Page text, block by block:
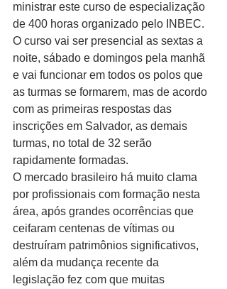
ministrar este curso de especialização
de 400 horas organizado pelo INBEC.
O curso vai ser presencial as sextas a
noite, sábado e domingos pela manhã
e vai funcionar em todos os polos que
as turmas se formarem, mas de acordo
com as primeiras respostas das
inscrições em Salvador, as demais
turmas, no total de 32 serão
rapidamente formadas.
O mercado brasileiro há muito clama
por profissionais com formação nesta
área, após grandes ocorrências que
ceifaram centenas de vítimas ou
destruíram patrimônios significativos,
além da mudança recente da
legislação fez com que muitas